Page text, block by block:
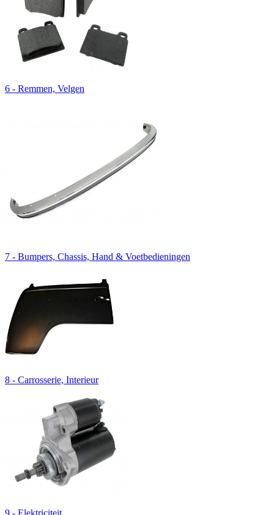
6 - Remmen, Velgen
7 - Bumpers, Chassis, Hand & Voetbedieningen
8 - Carrosserie, Interieur
9 - Elektriciteit